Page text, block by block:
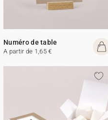
Numéro de table
A partir de 1,65 €